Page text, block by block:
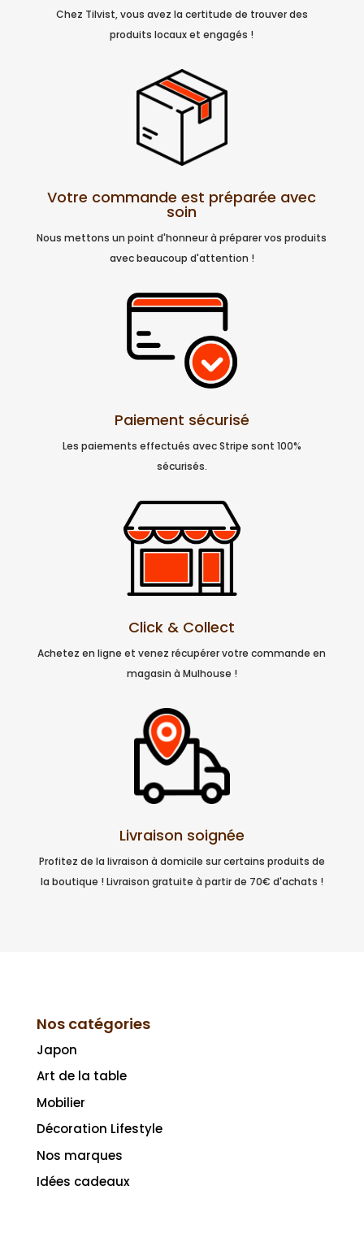
Chez Tilvist, vous avez la certitude de trouver des
produits locaux et engagés !
Votre commande est préparée avec
soin
Nous mettons un point d'honneur à préparer vos produits
avec beaucoup d'attention !
Paiement sécurisé
Les paiements effectués avec Stripe sont 100%
sécurisés.
Click & Collect
Achetez en ligne et venez récupérer votre commande en
magasin à Mulhouse !
Livraison soignée
Profitez de la livraison à domicile sur certains produits de
la boutique ! Livraison gratuite à partir de 70€ d'achats !
Nos catégories
Japon
Art de la table
Mobilier
Décoration Lifestyle
Nos marques
Idées cadeaux